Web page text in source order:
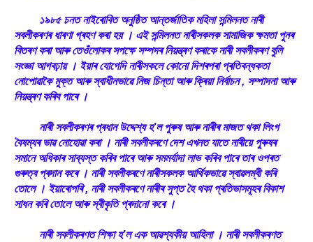
১৯৮৫ চনত নাইৰোবিত অনুষ্ঠিত আন্তৰ্জাতিক মহিলা সন্মিলনত নাৰী
সবলীকৰণৰ ধাৰণা গ্ৰহণ কৰা হয় । এই সন্মিলনত নাৰীসকলক সামাজিক ক্ষমতা পুনৰ
বিতৰণ কৰা আৰু তেওঁলোকৰ সপক্ষে সম্পদৰ নিয়ন্ত্ৰণ কৰাকে নাৰী সবলীকৰণ বুলি
সংজ্ঞা আগবঢ়ায় । ইয়াৰ যোগেদি নাৰীসকলে কোনো দিশৰপৰা প্ৰতিবন্ধকতা
নোপোৱাকৈ মুক্ত আৰু স্বাধীনভাৱে নিজ চিন্তা আৰু ক্ৰিয়া নিৰ্বাচন , সম্পাদনা আৰু
নিয়ন্ত্ৰণ কৰিব পাৰে ।
নাৰী সবলীকৰণৰ প্ৰধান উদ্দেশ্য হ’ল পুৰুষ আৰু নাৰীৰ মাজত থকা লিংগ
বৈষম্যৰ ভাৱ নোহোৱা কৰা । নাৰী সবলীকৰণে দেশ এখনত যাতে নাৰীয়ে পুৰুষৰ
সমানে অধিকাৰ সাব্যস্ত কৰিব পাৰে আৰু সমমৰ্যাদা লাভ কৰিব পাৰে তাৰ ওপৰত
গুৰুত্ব প্ৰদান কৰে । নাৰী সবলীকৰণে নাৰীসকলক আৰ্থিকভাৱে স্বাৱলম্বী কৰি
তোলে । ইয়াৰোপৰি , নাৰী সবলীকৰণে নাৰীৰ সুপ্ত হৈ থকা প্ৰতিভাসমূহৰ বিকাশ
সাধন কৰি তোলে আৰু স্বীকৃতি প্ৰদানো কৰে ।
নাৰী সবলীকৰণত শিক্ষা হ’ল এক আৱশ্যকীয় আহিলা । নাৰী সবলীকৰণত